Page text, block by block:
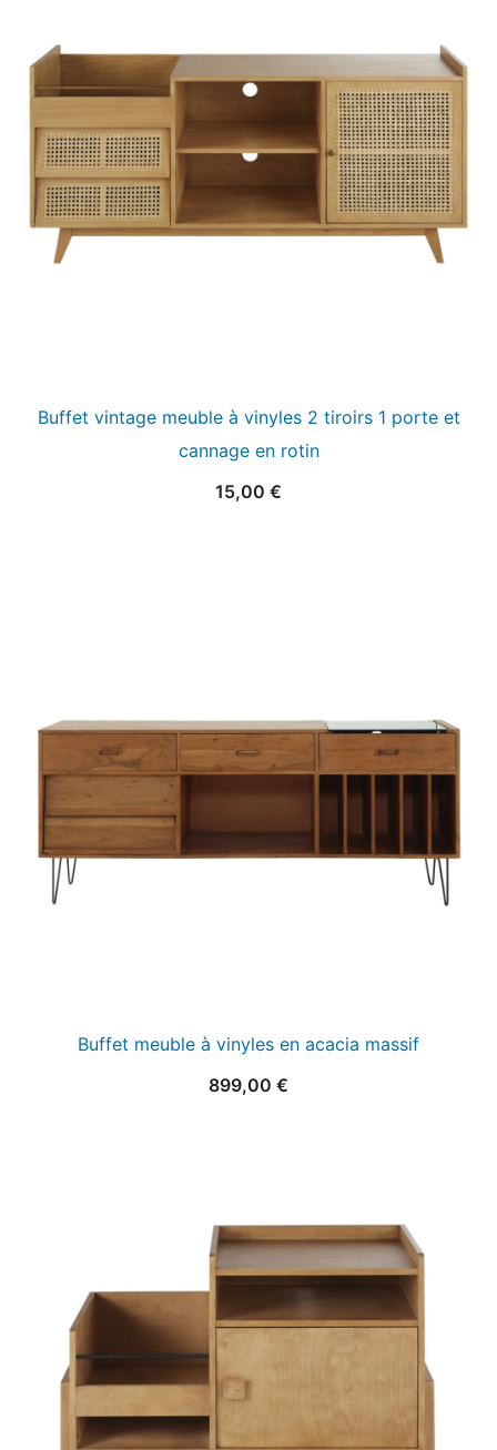
Buffet vintage meuble à vinyles 2 tiroirs 1 porte et
cannage en rotin
15,00 €
Buffet meuble à vinyles en acacia massif
899,00 €